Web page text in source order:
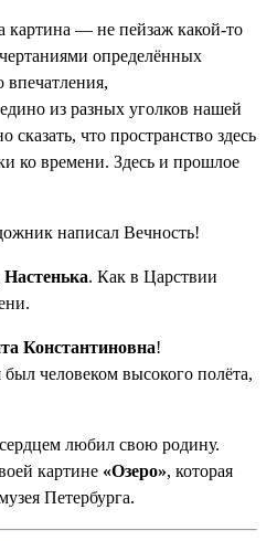
картина — не пейзаж какой-то
определённых
из разных уголков нашей
что пространство здесь
ко времени. Здесь и прошлое
написал Вечность!
Настенька. Как в Царствии
Константиновна!
был человеком высокого полёта,
любил свою родину.
картине «Озеро», которая
Петербурга.